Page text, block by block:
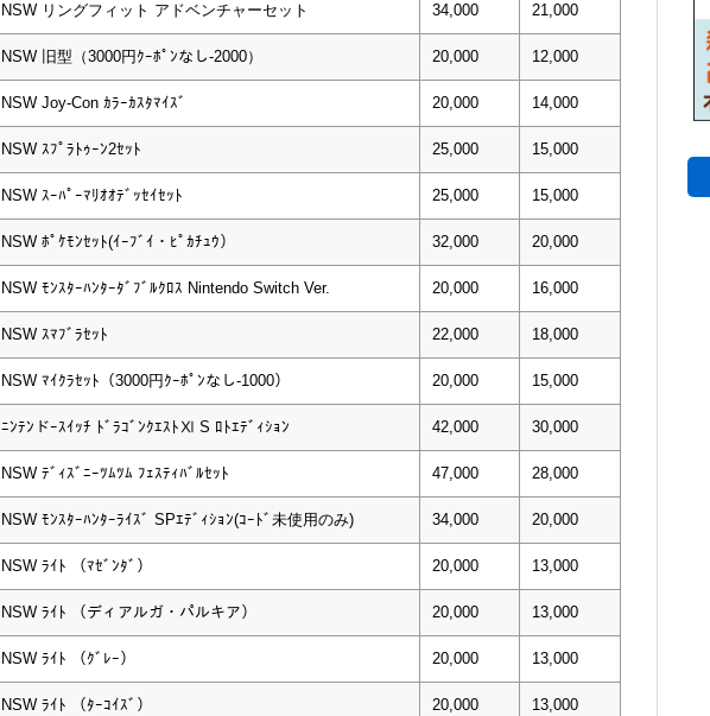
NSW リングフィット アドベンチャーセット 34,000 21,000
NSW 旧型（3000円ｸｰﾎﾟﾝなし-2000） 20,000 12,000
NSW Joy-Con ｶﾗｰｶｽﾀﾏｲｽﾞ 20,000 14,000
NSW ｽﾌﾟﾗﾄｩｰﾝ2ｾｯﾄ 25,000 15,000
NSW ｽｰﾊﾟｰﾏﾘｵｵﾃﾞｯｾｲｾｯﾄ 25,000 15,000
NSW ﾎﾟｹﾓﾝｾｯﾄ(ｲｰﾌﾞｲ・ﾋﾟｶﾁｭｳ） 32,000 20,000
NSW ﾓﾝｽﾀｰﾊﾝﾀｰﾀﾞﾌﾞﾙｸﾛｽ Nintendo Switch Ver. 20,000 16,000
NSW ｽﾏﾌﾞﾗｾｯﾄ 22,000 18,000
NSW ﾏｲｸﾗｾｯﾄ（3000円ｸｰﾎﾟﾝなし-1000） 20,000 15,000
ﾆﾝﾃﾝドｰｽｲｯﾁ ﾄﾞﾗｺﾞﾝｸｴｽﾄⅪ S ﾛﾄｴﾃﾞｨｼｮﾝ 42,000 30,000
NSW ﾃﾞｨｽﾞﾆｰﾂﾑﾂﾑ ﾌｪｽﾃｨﾊﾞﾙｾｯﾄ 47,000 28,000
NSW ﾓﾝｽﾀｰﾊﾝﾀｰﾗｲｽﾞ SPｴﾃﾞｨｼｮﾝ(ｺｰﾄﾞ未使用のみ) 34,000 20,000
NSW ﾗｲﾄ （ﾏｾﾞﾝﾀﾞ） 20,000 13,000
NSW ﾗｲﾄ （ディアルガ・パルキア） 20,000 13,000
NSW ﾗｲﾄ （ｸﾞﾚｰ） 20,000 13,000
NSW ﾗｲﾄ （ﾀｰｺｲｽﾞ） 20,000 13,000